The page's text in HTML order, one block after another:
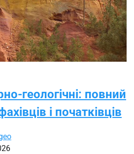
геологічні: повний
і початківців